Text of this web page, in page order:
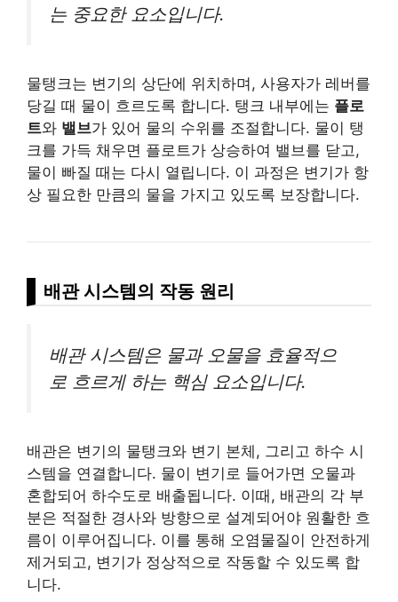
는 중요한 요소입니다.
물탱크는 변기의 상단에 위치하며, 사용자가 레버를
당길 때 물이 흐르도록 합니다. 탱크 내부에는 플로
트와 밸브가 있어 물의 수위를 조절합니다. 물이 탱
크를 가득 채우면 플로트가 상승하여 밸브를 닫고,
물이 빠질 때는 다시 열립니다. 이 과정은 변기가 항
상 필요한 만큼의 물을 가지고 있도록 보장합니다.
배관 시스템의 작동 원리
배관 시스템은 물과 오물을 효율적으
로 흐르게 하는 핵심 요소입니다.
배관은 변기의 물탱크와 변기 본체, 그리고 하수 시
스템을 연결합니다. 물이 변기로 들어가면 오물과
혼합되어 하수도로 배출됩니다. 이때, 배관의 각 부
분은 적절한 경사와 방향으로 설계되어야 원활한 흐
름이 이루어집니다. 이를 통해 오염물질이 안전하게
제거되고, 변기가 정상적으로 작동할 수 있도록 합
니다.